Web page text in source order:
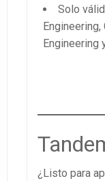
Solo
Engineering
¿Listo para